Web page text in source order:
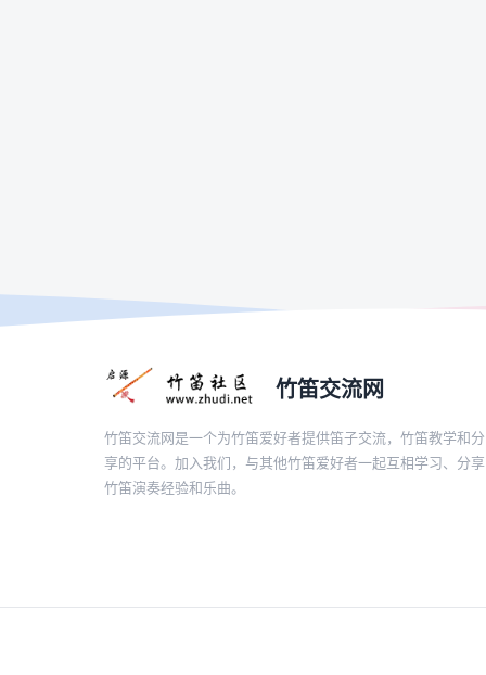
竹笛交流网
竹笛交流网是一个为竹笛爱好者提供笛子交流，竹笛教学和分
享的平台。加入我们，与其他竹笛爱好者一起互相学习、分享
竹笛演奏经验和乐曲。